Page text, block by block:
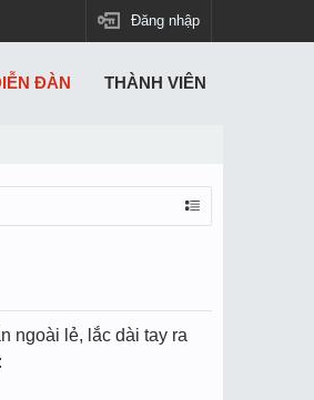
Đăng nhập
ngoài lẻ, lắc dài tay ra
ĐÀN THÀNH VIÊN